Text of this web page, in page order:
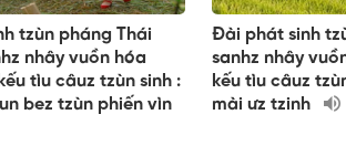
tzùn pháng Thái
nhây vuồn hóa
tìu câuz tzùn sinh :
bez tzùn phiến vìn
Đài phát sinh
sanhz nhây
kếu tìu câuz
mài ưz tzinh